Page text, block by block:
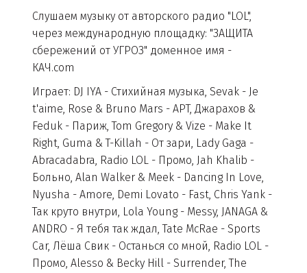
Слушаем музыку от авторского радио "LOL",
через международную площадку: "ЗАЩИТА
сбережений от УГРОЗ" доменное имя -
КАЧ.com
Играет: DJ IYA - Стихийная музыка, Sevak - Je
t'aime, Rose & Bruno Mars - APT, Джарахов &
Feduk - Париж, Tom Gregory & Vize - Make It
Right, Guma & T-Killah - От зари, Lady Gaga -
Abracadabra, Radio LOL - Промо, Jah Khalib -
Больно, Alan Walker & Meek - Dancing In Love,
Nyusha - Amore, Demi Lovato - Fast, Chris Yank -
Так круто внутри, Lola Young - Messy, JANAGA &
ANDRO - Я тебя так ждал, Tate McRae - Sports
Car, Лёша Свик - Останься со мной, Radio LOL -
Промо, Alesso & Becky Hill - Surrender, The